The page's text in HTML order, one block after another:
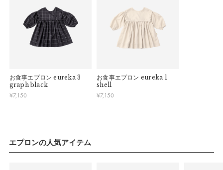
華やかなドレスエプロンは毎日の食事からみんなが集まる誕生
日会まで幅広く活躍します。色違いを合わせてきょうだいでお
揃いコーデも◎。
※ 夏季休業のご案内
■ 出荷について
午前9時までのご注文は、【営業日から当日】の発送となりま
■ ご注意
・土日祝日および当社長期休業日（年末年始・ゴールデンウィ
・ご注文内容に確認すべき内容がある場合については発送日が
遅れる可能性があるため、あらかじめご了承ください。
弊社で負担いたします。
■ ご注意
・初期不良、商品間違いなどによる返品の場合でも、長期経過
している場合お断りさせていただきます。
きかねますのでご了承お願いします。
・ご不明点などございましたらお気軽にお問い合わせくださ
お食事エプロン eureka 3
graph black
¥7,150
お食事エプロン eureka 1
shell
¥7,150
エプロンの人気アイテム